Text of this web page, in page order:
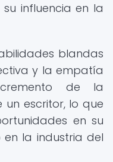
influencia en la
blandas
y la empatía
de la
escritor, lo que
en su
la industria del